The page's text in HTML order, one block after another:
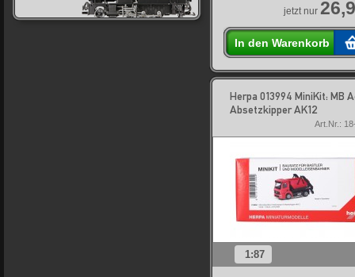
jetzt nur
In den Warenkorb
Herpa 013994 MiniKit: MB
Absetzkipper AK12
Art.Nr.:
1:87